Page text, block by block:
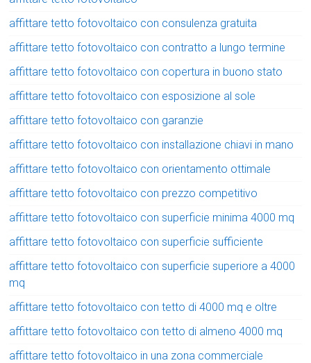
affittare tetto fotovoltaico con consulenza gratuita
affittare tetto fotovoltaico con contratto a lungo termine
affittare tetto fotovoltaico con copertura in buono stato
affittare tetto fotovoltaico con esposizione al sole
affittare tetto fotovoltaico con garanzie
affittare tetto fotovoltaico con installazione chiavi in mano
affittare tetto fotovoltaico con orientamento ottimale
affittare tetto fotovoltaico con prezzo competitivo
affittare tetto fotovoltaico con superficie minima 4000 mq
affittare tetto fotovoltaico con superficie sufficiente
affittare tetto fotovoltaico con superficie superiore a 4000
mq
affittare tetto fotovoltaico con tetto di 4000 mq e oltre
affittare tetto fotovoltaico con tetto di almeno 4000 mq
affittare tetto fotovoltaico in una zona commerciale